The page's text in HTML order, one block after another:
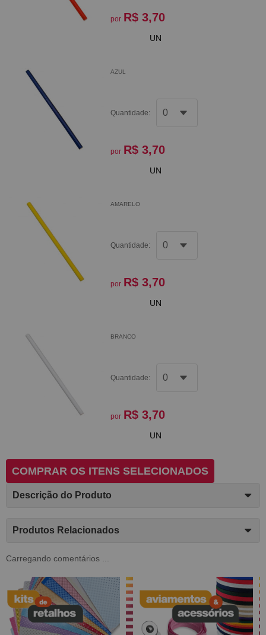
por R$ 3,70
UN
AZUL
Quantidade:
por R$ 3,70
UN
AMARELO
Quantidade:
por R$ 3,70
UN
BRANCO
Quantidade:
por R$ 3,70
UN
COMPRAR OS ITENS SELECIONADOS
Descrição do Produto
Produtos Relacionados
Carregando comentários ...